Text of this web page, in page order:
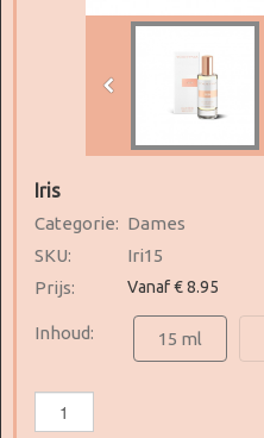
Iris
Categorie: Dames
SKU:
Iri15
Prijs:
Vanaf € 8.95
Inhoud: 15 ml